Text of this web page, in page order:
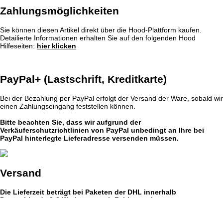
Zahlungsmöglichkeiten
Sie können diesen Artikel direkt über die Hood-Plattform kaufen.
Detailierte Informationen erhalten Sie auf den folgenden Hood
Hilfeseiten: hier klicken
PayPal+ (Lastschrift, Kreditkarte)
Bei der Bezahlung per PayPal erfolgt der Versand der Ware, sobald wir
einen Zahlungseingang feststellen können.
Bitte beachten Sie, dass wir aufgrund der
Verkäuferschutzrichtlinien von PayPal unbedingt an Ihre bei
PayPal hinterlegte Lieferadresse versenden müssen.
Versand
Die Lieferzeit beträgt bei Paketen der DHL innerhalb